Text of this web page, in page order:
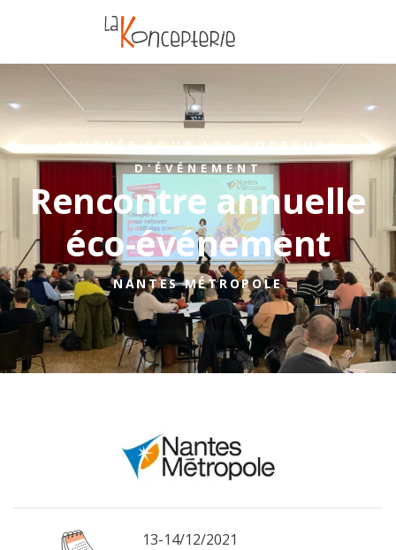
JOURNÉE POUR LES PORTEURS
D'ÉVÉNEMENT
Rencontre annuelle
éco-événement
NANTES MÉTROPOLE
13-14/12/2021